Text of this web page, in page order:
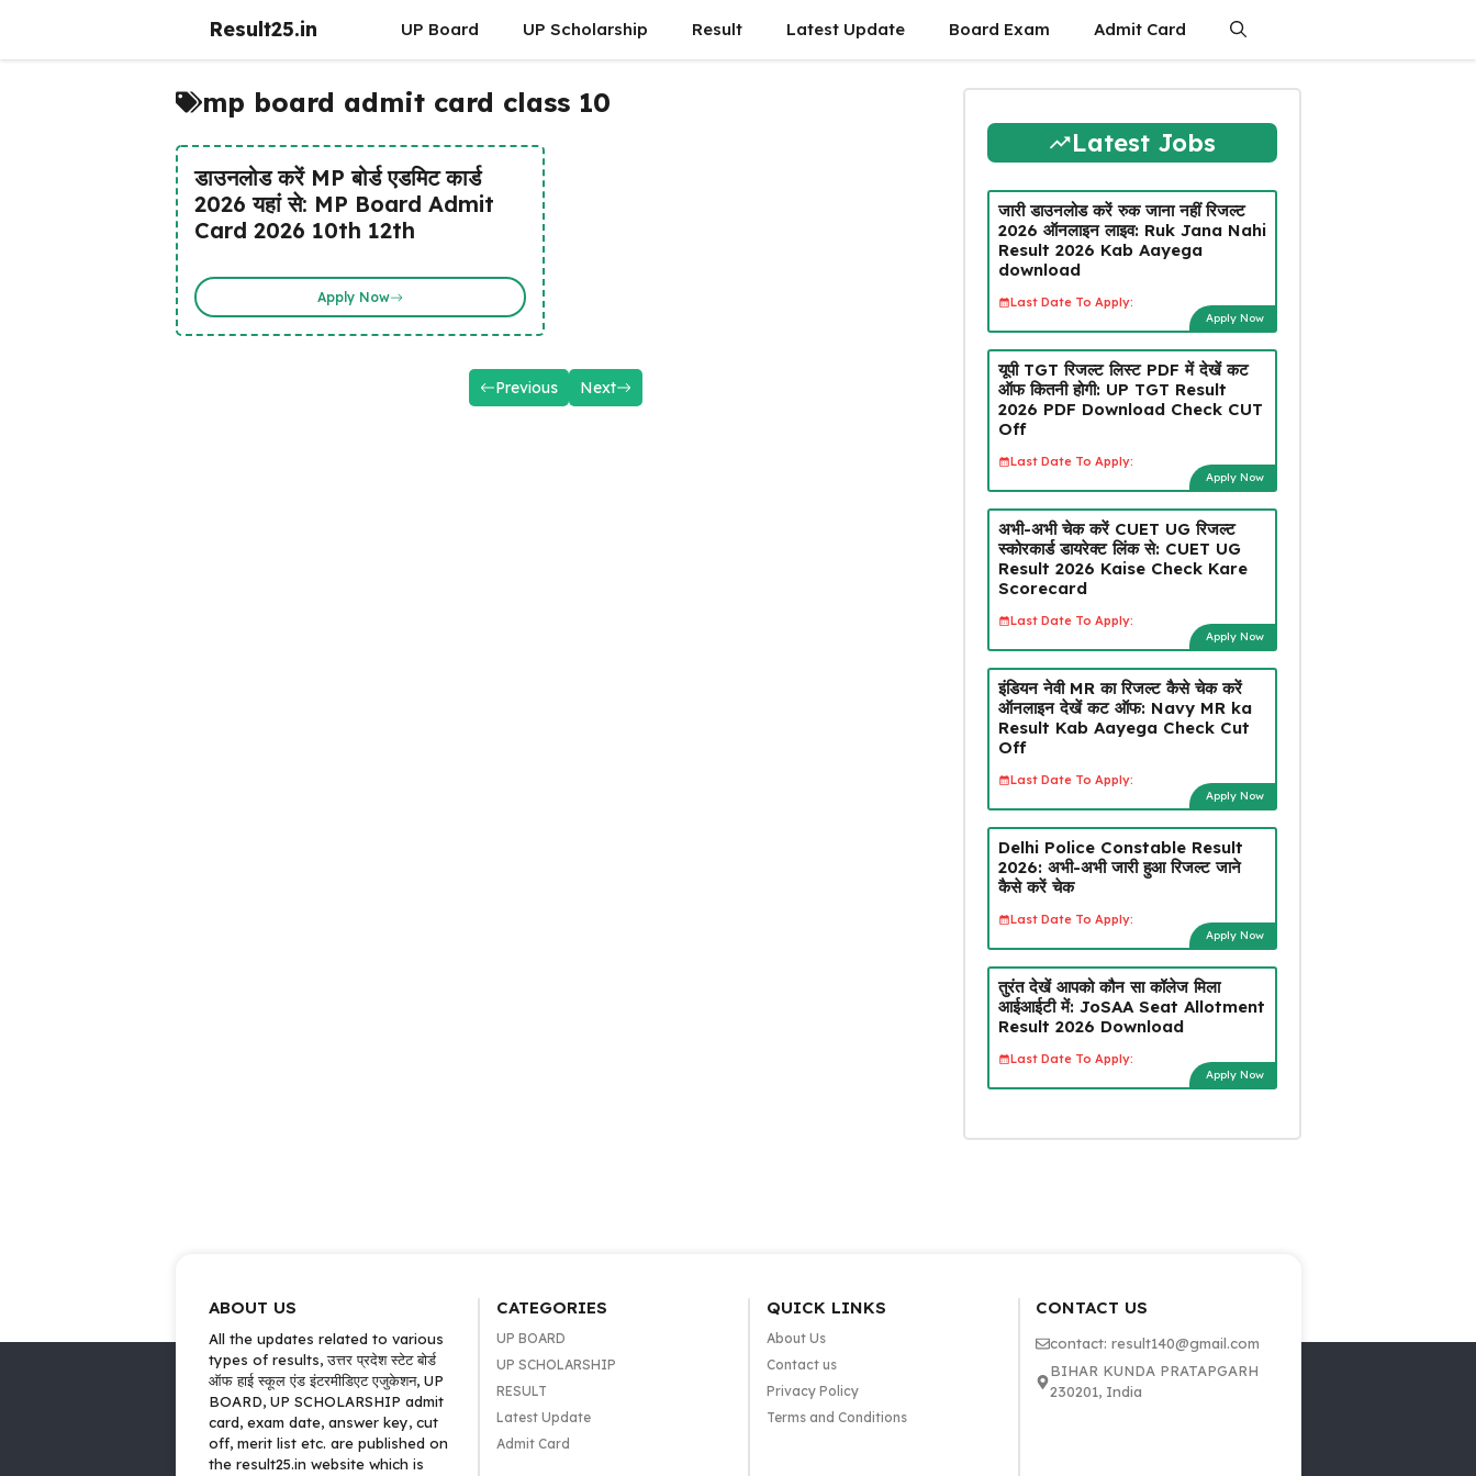
Result25.in UP Board UP Scholarship Result Latest Update Board Exam Admit Card
mp board admit card class 10
डाउनलोड करें MP बोर्ड एडमिट कार्ड
2026 यहां से: MP Board Admit
Card 2026 10th 12th
Apply Now
Previous Next
Latest Jobs
जारी डाउनलोड करें रुक जाना नहीं रिजल्ट
2026 ऑनलाइन लाइव: Ruk Jana Nahi
Result 2026 Kab Aayega
download
Last Date To Apply:
Apply Now
यूपी TGT रिजल्ट लिस्ट PDF में देखें कट
ऑफ कितनी होगी: UP TGT Result
2026 PDF Download Check CUT
Off
Last Date To Apply:
Apply Now
अभी-अभी चेक करें CUET UG रिजल्ट
स्कोरकार्ड डायरेक्ट लिंक से: CUET UG
Result 2026 Kaise Check Kare
Scorecard
Last Date To Apply:
Apply Now
इंडियन नेवी MR का रिजल्ट कैसे चेक करें
ऑनलाइन देखें कट ऑफ: Navy MR ka
Result Kab Aayega Check Cut
Off
Last Date To Apply:
Apply Now
Delhi Police Constable Result
2026: अभी-अभी जारी हुआ रिजल्ट जाने
कैसे करें चेक
Last Date To Apply:
Apply Now
तुरंत देखें आपको कौन सा कॉलेज मिला
आईआईटी में: JoSAA Seat Allotment
Result 2026 Download
Last Date To Apply:
Apply Now
ABOUT US
All the updates related to various
types of results, उत्तर प्रदेश स्टेट बोर्ड
ऑफ हाई स्कूल एंड इंटरमीडिएट एजुकेशन, UP
BOARD, UP SCHOLARSHIP admit
card, exam date, answer key, cut
off, merit list etc. are published on
the result25.in website which is
CATEGORIES
UP BOARD
UP SCHOLARSHIP
RESULT
Latest Update
Admit Card
QUICK LINKS
About Us
Contact us
Privacy Policy
Terms and Conditions
CONTACT US
contact: result140@gmail.com
BIHAR KUNDA PRATAPGARH
230201, India